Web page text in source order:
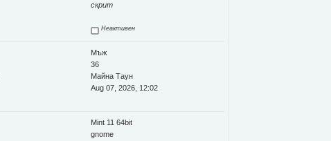
скрит
Неактивен
Мъж
36
Майна Таун
Aug 07, 2026, 12:02
Мint 11 64bit
gnome